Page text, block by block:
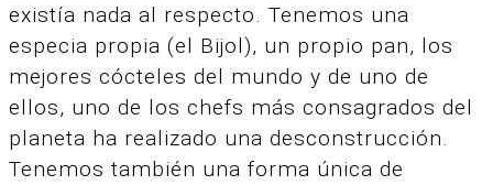
existía nada al respecto. Tenemos una
especia propia (el Bijol), un propio pan, los
mejores cócteles del mundo y de uno de
ellos, uno de los chefs más consagrados del
planeta ha realizado una desconstrucción.
Tenemos también una forma única de